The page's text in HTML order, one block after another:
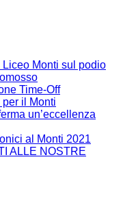
Monti sul podio
Time-Off
il Monti
un’eccellenza
al Monti 2021
ALLE NOSTRE